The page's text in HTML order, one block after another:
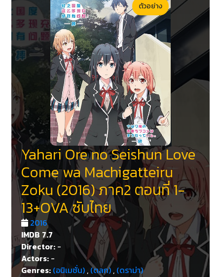
ตัวอย่าง
Yahari Ore no Seishun Love
Come wa Machigatteiru
Zoku (2016) ภาค2 ตอนที่ 1-
13+OVA ซับไทย
2016
IMDB 7.7
Director: -
Actors: -
Genres: (อนิเมชั่น) , (ตลก) , (ดราม่า)